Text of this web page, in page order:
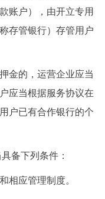
账户），由开立专用
存管银行）存管用户
的，运营企业应当
应当根据服务协议在
户已有合作银行的个
备下列条件：
应管理制度。